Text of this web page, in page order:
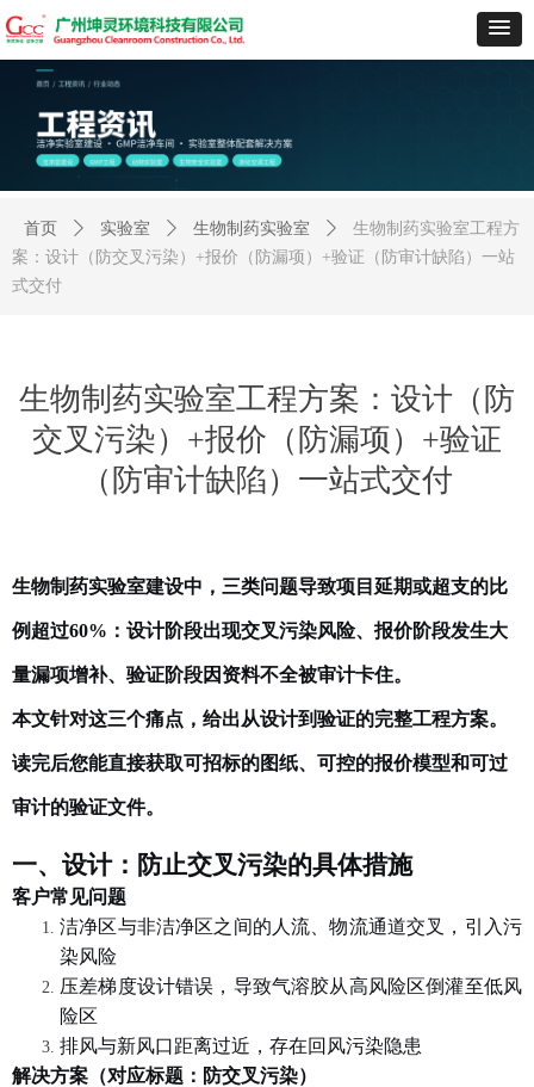
生物制药实验室工程方案：设计（防
交叉污染）+报价（防漏项）+验证
（防审计缺陷）一站式交付
生物制药实验室建设中，三类问题导致项目延期或超支的比
例超过60%：设计阶段出现交叉污染风险、报价阶段发生大
量漏项增补、验证阶段因资料不全被审计卡住。
本文针对这三个痛点 ，给出从设计到验证的完整工程方案。
读完后您能直接获取可招标的图纸、可控的报价模型和可过
审计的验证文件。
一、设计：防止交叉污染的具体措施
客户常见问题
洁净区与非洁净区之间的人流、物流通道交叉，引入污
染风险
压差梯度设计错误，导致气溶胶从高风险区倒灌至低风
险区
排风与新风口距离过近，存在回风污染隐患
解决方案（对应标题：防交叉污染）
首页 ꄲ 实验室 ꄲ 生物制药实验室 ꄲ
生物制药实验室工程方
案：设计（防交叉污染）+报价（防漏项）+验证（防审计缺陷）一站
式交付